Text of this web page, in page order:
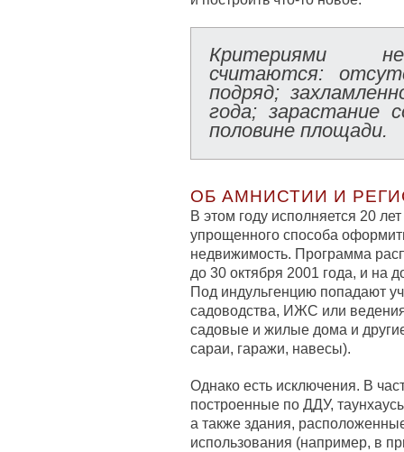
Критериями
считаются:
подряд;
года; зарастание
половине площади.
ОБ АМНИСТИИ И
В этом году исполняется 20
упрощенного способа
недвижимость. Программа
до 30 октября 2001 года, и на
Под индульгенцию попадают
садоводства, ИЖС или
садовые и жилые дома и
сараи, гаражи, навесы).
Однако есть исключения. В
построенные по ДДУ,
а также здания,
использования (например, в